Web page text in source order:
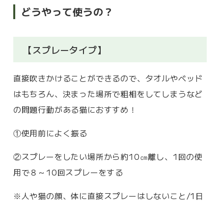
どうやって使うの？
【スプレータイプ】
直接吹きかけることができるので、タオルやベッド
はもちろん、決まった場所で粗相をしてしまうなど
の問題行動がある猫におすすめ！
①使用前によく振る
②スプレーをしたい場所から約10㎝離し、1回の使
用で８～10回スプレーをする
※人や猫の顔、体に直接スプレーはしないこと/1日